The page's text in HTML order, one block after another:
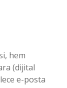
hem
(dijital
e-posta